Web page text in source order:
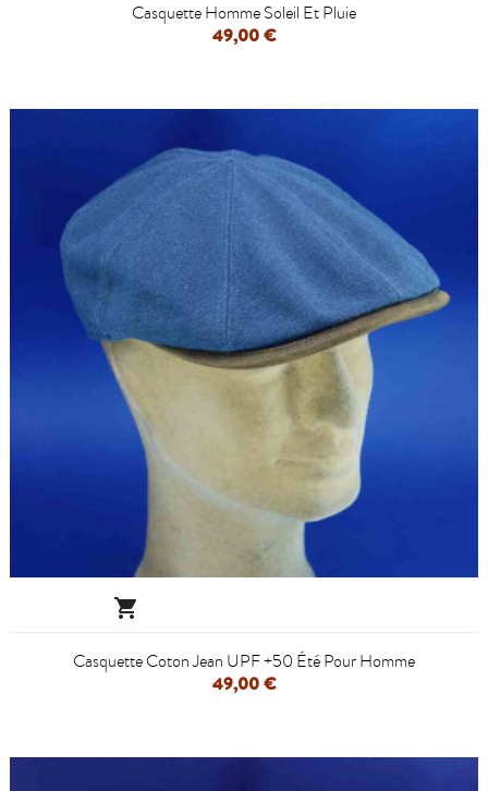
Casquette Homme Soleil Et Pluie
49,00 €

Casquette Coton Jean UPF +50 Été Pour Homme
49,00 €